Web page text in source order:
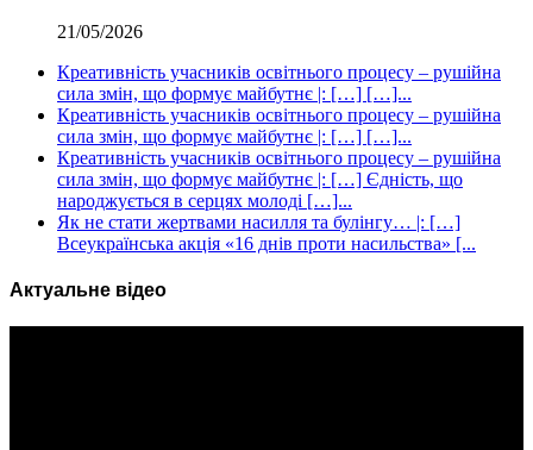
21/05/2026
Креативність учасників освітнього процесу – рушійна
сила змін, що формує майбутнє |: […] […]...
Креативність учасників освітнього процесу – рушійна
сила змін, що формує майбутнє |: […] […]...
Креативність учасників освітнього процесу – рушійна
сила змін, що формує майбутнє |: […] Єдність, що
народжується в серцях молоді […]...
Як не стати жертвами насилля та булінгу… |: […]
Всеукраїнська акція «16 днів проти насильства» [...
Актуальне відео